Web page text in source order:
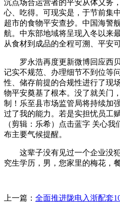
沉点场合运营者的平安从体义务
心、吃得。可现实是，于节前集
超市的食物平安查抄。中国海警
航。中东部地域将呈现入冬以来
从食材到成品的全程可溯、平安可
罗永浩再度更新微博回应西贝
记实不规范、办理细节不到位等
性、储存前提的合规性进行了现
物平安奠基了根本。没了就关门
制！乐至县市场监管局将持续加
过了我的能力。若是实担忧员工
（剪辑：乐希）点击蓝字 关心
布主要气候提醒。
这辈子没有见过一个企业没犯
究生学历，男，您家里的梅花，
上一篇： 全面推进陇电入浙配套